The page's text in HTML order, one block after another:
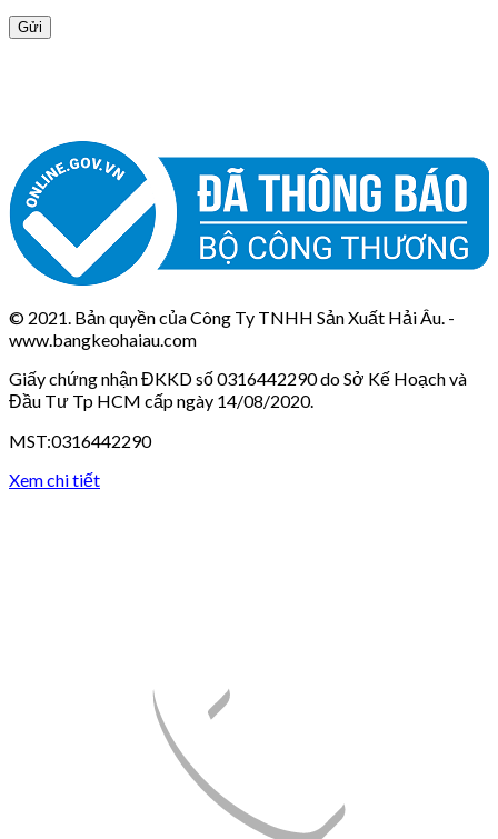
© 2021. Bản quyền của Công Ty TNHH Sản Xuất Hải Âu. -
www.bangkeohaiau.com
Giấy chứng nhận ĐKKD số 0316442290 do Sở Kế Hoạch và
Đầu Tư Tp HCM cấp ngày 14/08/2020.
MST:0316442290
Xem chi tiết